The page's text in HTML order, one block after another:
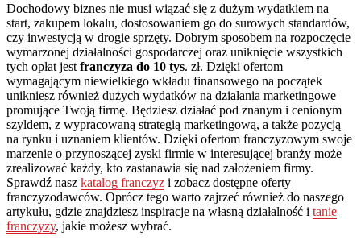
Dochodowy biznes nie musi wiązać się z dużym wydatkiem na
start, zakupem lokalu, dostosowaniem go do surowych standardów,
czy inwestycją w drogie sprzęty. Dobrym sposobem na rozpoczęcie
wymarzonej działalności gospodarczej oraz uniknięcie wszystkich
tych opłat jest franczyza do 10 tys. zł. Dzięki ofertom
wymagającym niewielkiego wkładu finansowego na początek
unikniesz również dużych wydatków na działania marketingowe
promujące Twoją firmę. Będziesz działać pod znanym i cenionym
szyldem, z wypracowaną strategią marketingową, a także pozycją
na rynku i uznaniem klientów. Dzięki ofertom franczyzowym swoje
marzenie o przynoszącej zyski firmie w interesującej branży może
zrealizować każdy, kto zastanawia się nad założeniem firmy.
Sprawdź nasz katalog franczyz i zobacz dostępne oferty
franczyzodawców. Oprócz tego warto zajrzeć również do naszego
artykułu, gdzie znajdziesz inspiracje na własną działalność i tanie
franczyzy, jakie możesz wybrać.